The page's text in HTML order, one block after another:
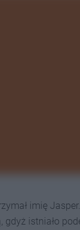
imię
gdyż istniało